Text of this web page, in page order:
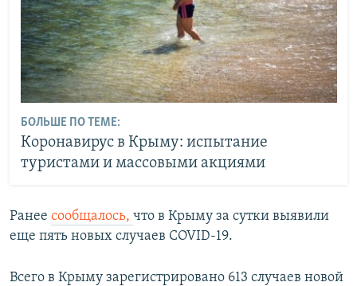
БОЛЬШЕ ПО ТЕМЕ:
Коронавирус в Крыму: испытание
туристами и массовыми акциями
Ранее сообщалось, что в Крыму за сутки выявили
еще пять новых случаев COVID-19.
Всего в Крыму зарегистрировано 613 случаев новой